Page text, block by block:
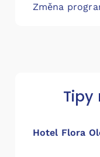
Změna
Hotel Flora